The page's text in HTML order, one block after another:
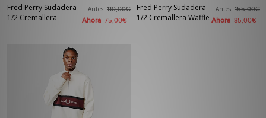
Fred Perry Sudadera
1/2 Cremallera
Antes110,00€
Ahora 75,00€
Fred Perry Sudadera
1/2 Cremallera Waffle
Antes155,00€
Ahora 85,00€